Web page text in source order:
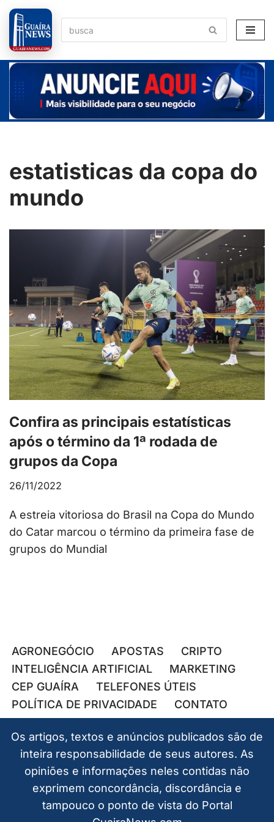
Pular
para
o
conteúdo
estatisticas da copa do
mundo
Confira as principais estatísticas
após o término da 1ª rodada de
grupos da Copa
26/11/2022
A estreia vitoriosa do Brasil na Copa do Mundo
do Catar marcou o término da primeira fase de
grupos do Mundial
AGRONEGÓCIO APOSTAS
CRIPTO
INTELIGÊNCIA ARTIFICIAL
MARKETING
CEP GUAÍRA
TELEFONES ÚTEIS
POLÍTICA DE PRIVACIDADE
CONTATO
Os artigos, textos e anúncios publicados são de
inteira responsabilidade de seus autores. As
opiniões e informações neles contidas não
exprimem concordância, discordância e
tampouco o ponto de vista do Portal